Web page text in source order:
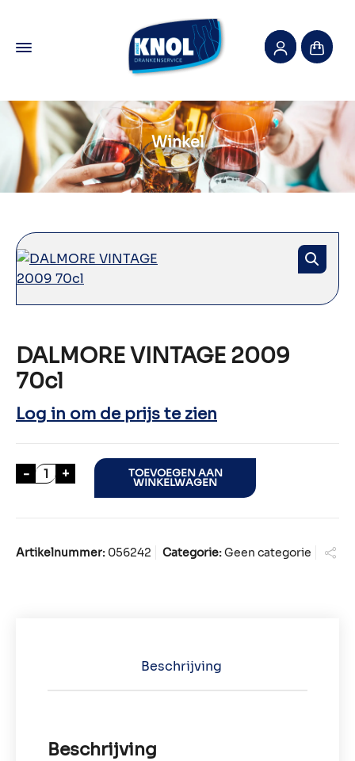
Winkel
DALMORE VINTAGE 2009
70cl
Log in om de prijs te zien
- DALMORE VINTAGE 2009 70cl aantal
+ TOEVOEGEN AAN
WINKELWAGEN
Artikelnummer: 056242 Categorie:Geen categorie
Beschrijving
Beschrijving